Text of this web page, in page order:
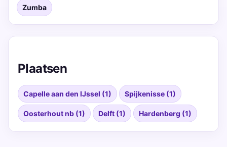
Zumba
Plaatsen
Capelle aan den IJssel (1) Spijkenisse (1)
Oosterhout nb (1) Delft (1) Hardenberg (1)